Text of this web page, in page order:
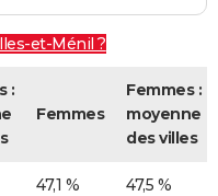
et-Ménil ?
:
Femmes
Femmes :
moyenne
des villes
47,1 % 47,5 %